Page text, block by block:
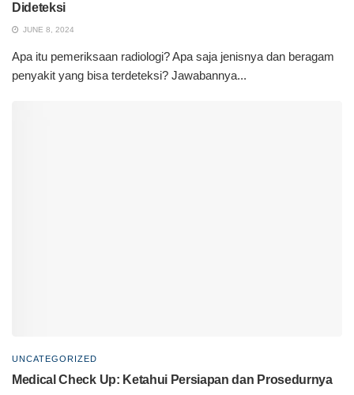
Dideteksi
JUNE 8, 2024
Apa itu pemeriksaan radiologi? Apa saja jenisnya dan beragam
penyakit yang bisa terdeteksi? Jawabannya...
UNCATEGORIZED
Medical Check Up: Ketahui Persiapan dan Prosedurnya